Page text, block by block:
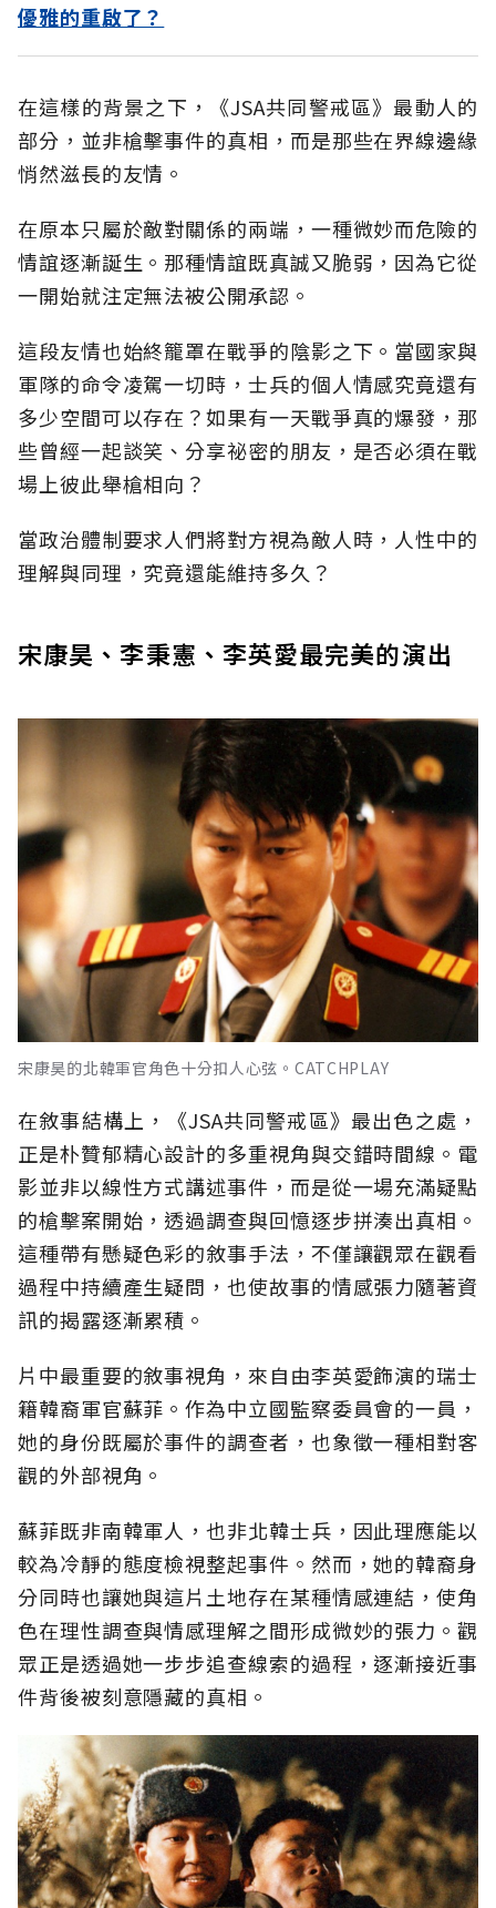
優雅的重啟了？
在這樣的背景之下，《JSA共同警戒區》最動人的
部分，並非槍擊事件的真相，而是那些在界線邊緣
悄然滋長的友情。
在原本只屬於敵對關係的兩端，一種微妙而危險的
情誼逐漸誕生。那種情誼既真誠又脆弱，因為它從
一開始就注定無法被公開承認。
這段友情也始終籠罩在戰爭的陰影之下。當國家與
軍隊的命令凌駕一切時，士兵的個人情感究竟還有
多少空間可以存在？如果有一天戰爭真的爆發，那
些曾經一起談笑、分享祕密的朋友，是否必須在戰
場上彼此舉槍相向？
當政治體制要求人們將對方視為敵人時，人性中的
理解與同理，究竟還能維持多久？
宋康昊、李秉憲、李英愛最完美的演出
宋康昊的北韓軍官角色十分扣人心弦。CATCHPLAY
在敘事結構上，《JSA共同警戒區》最出色之處，
正是朴贊郁精心設計的多重視角與交錯時間線。電
影並非以線性方式講述事件，而是從一場充滿疑點
的槍擊案開始，透過調查與回憶逐步拼湊出真相。
這種帶有懸疑色彩的敘事手法，不僅讓觀眾在觀看
過程中持續產生疑問，也使故事的情感張力隨著資
訊的揭露逐漸累積。
片中最重要的敘事視角，來自由李英愛飾演的瑞士
籍韓裔軍官蘇菲。作為中立國監察委員會的一員，
她的身份既屬於事件的調查者，也象徵一種相對客
觀的外部視角。
蘇菲既非南韓軍人，也非北韓士兵，因此理應能以
較為冷靜的態度檢視整起事件。然而，她的韓裔身
分同時也讓她與這片土地存在某種情感連結，使角
色在理性調查與情感理解之間形成微妙的張力。觀
眾正是透過她一步步追查線索的過程，逐漸接近事
件背後被刻意隱藏的真相。